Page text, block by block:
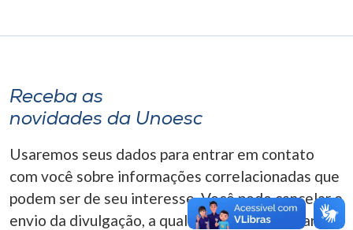
o idioma
A-
Receba as
novidades da Unoesc
Usaremos seus dados para entrar em contato
com você sobre informações correlacionadas que
podem ser de seu interesse. Você pode cancelar o
envio da divulgação, a qualquer momento. Para